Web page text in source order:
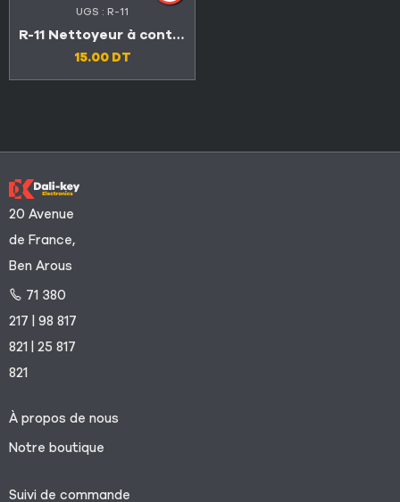
UGS : R-11
R-11 Nettoyeur à contact sec 200ml
15.00 DT
20 Avenue
de France,
Ben Arous
71 380
217 | 98 817
821 | 25 817
821
À propos de nous
Notre boutique
Suivi de commande